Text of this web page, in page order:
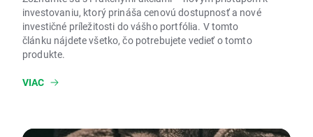
investovaniu, ktorý prináša cenovú dostupnosť a nové
investičné príležitosti do vášho portfólia. V tomto
článku nájdete všetko, čo potrebujete vedieť o tomto
produkte.
VIAC